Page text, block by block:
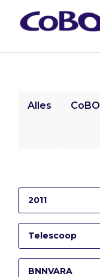
Alles CoBO
2011
Telescoop
BNNVARA